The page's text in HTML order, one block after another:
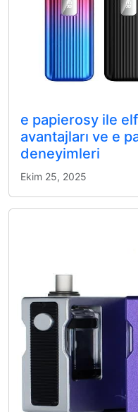
e papierosy ile
avantajları ve e
deneyimleri
Ekim 25, 2025